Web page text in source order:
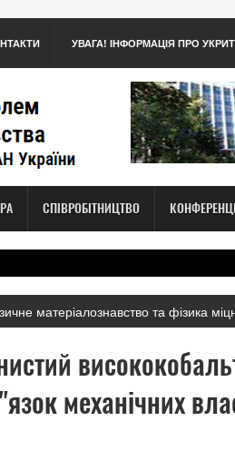
УВАГА! ІНФОРМАЦІЯ ПРО
СПІВРОБІТНИЦТВО
матеріалознавство та фізика
механічних